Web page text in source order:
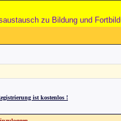
zu Bildung und
ist kostenlos !